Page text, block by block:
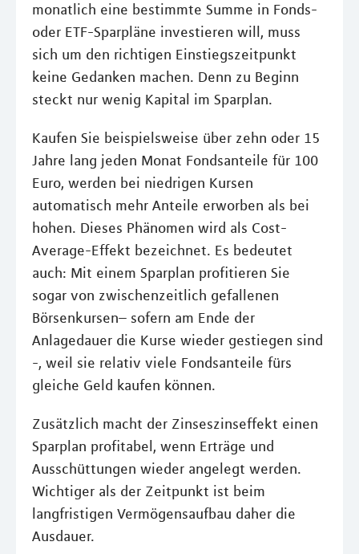
monatlich eine bestimmte Summe in Fonds-
oder ETF-Sparpläne investieren will, muss
sich um den richtigen Einstiegszeitpunkt
keine Gedanken machen. Denn zu Beginn
steckt nur wenig Kapital im Sparplan.
Kaufen Sie beispielsweise über zehn oder 15
Jahre lang jeden Monat Fondsanteile für 100
Euro, werden bei niedrigen Kursen
automatisch mehr Anteile erworben als bei
hohen. Dieses Phänomen wird als Cost-
Average-Effekt bezeichnet. Es bedeutet
auch: Mit einem Sparplan profitieren Sie
sogar von zwischenzeitlich gefallenen
Börsenkursen– sofern am Ende der
Anlagedauer die Kurse wieder gestiegen sind
-, weil sie relativ viele Fondsanteile fürs
gleiche Geld kaufen können.
Zusätzlich macht der Zinseszinseffekt einen
Sparplan profitabel, wenn Erträge und
Ausschüttungen wieder angelegt werden.
Wichtiger als der Zeitpunkt ist beim
langfristigen Vermögensaufbau daher die
Ausdauer.